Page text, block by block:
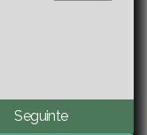
Seguinte